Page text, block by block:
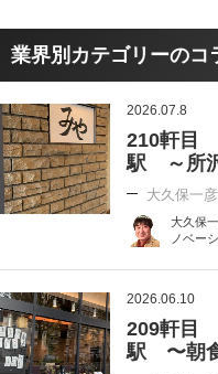
業界別カテゴリーのコ
2026.07.8
210軒目
駅 ～所
大久保一
大久保
ノベー
2026.06.10
209軒目
駅 〜朝